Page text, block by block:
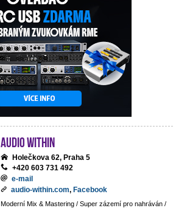
Audio Within
Holečkova 62, Praha 5
+420 603 731 492
e-mail
audio-within.com, Facebook
Moderní Mix & Mastering / Super zázemí pro nahráván /